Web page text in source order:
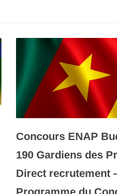
Concours ENAP
190 Gardiens des
Direct recrutement